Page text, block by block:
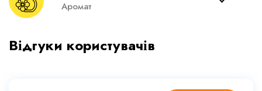
Аромат
Відгуки користувачів